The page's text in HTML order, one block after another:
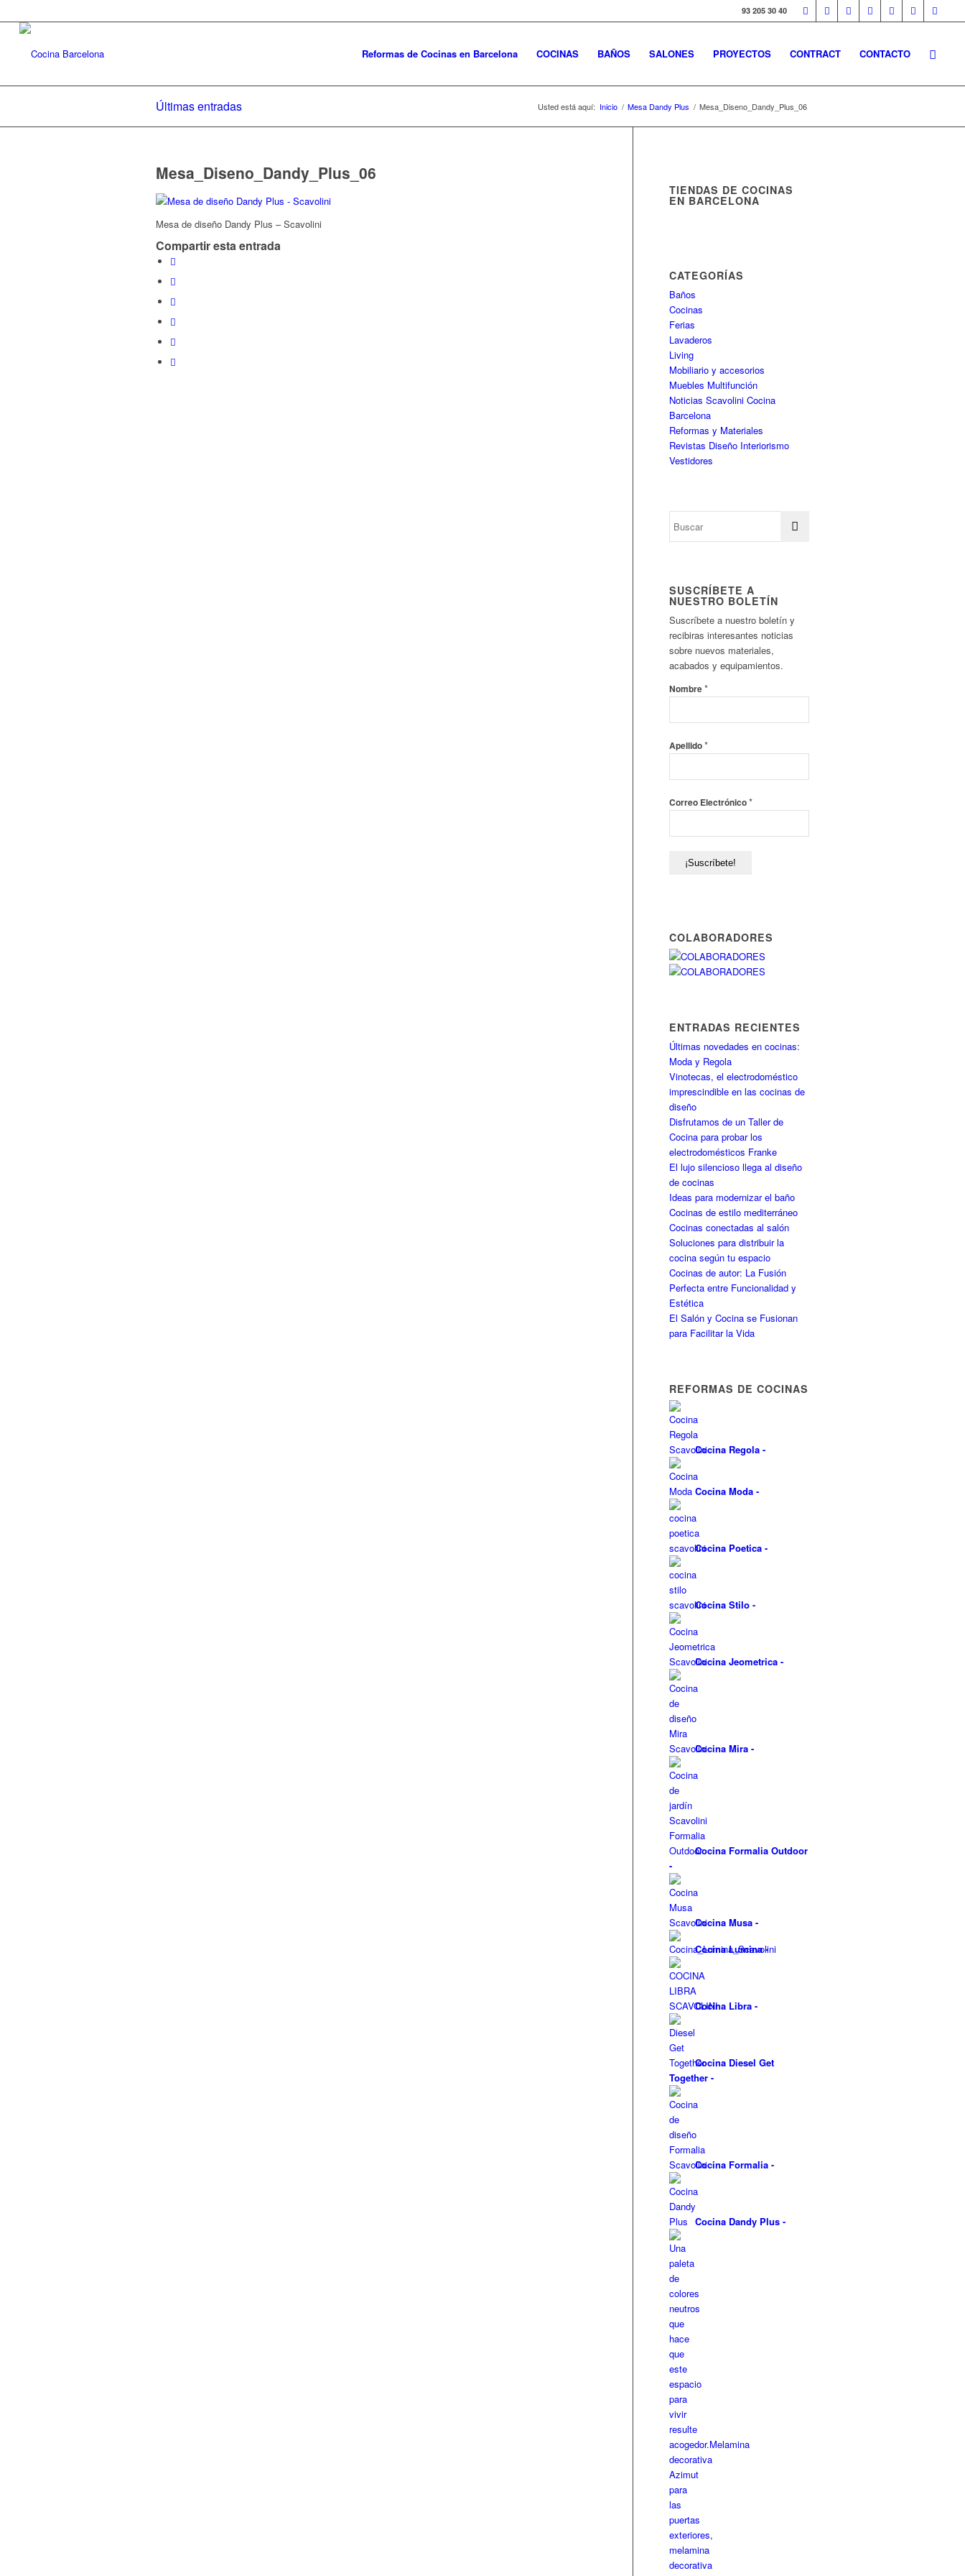
93 205 30 40
Reformas de Cocinas en Barcelona COCINAS BAÑOS SALONES PROYECTOS CONTRACT CONTACTO
Últimas entradas Usted está aquí: Inicio / Mesa Dandy Plus / Mesa_Diseno_Dandy_Plus_06
Mesa_Diseno_Dandy_Plus_06
Mesa de diseño Dandy Plus – Scavolini
Compartir esta entrada
TIENDAS DE COCINAS
EN BARCELONA
CATEGORÍAS
Baños
Cocinas
Ferias
Lavaderos
Living
Mobiliario y accesorios
Muebles Multifunción
Noticias Scavolini Cocina
Barcelona
Reformas y Materiales
Revistas Diseño Interiorismo
Vestidores
SUSCRÍBETE A
NUESTRO BOLETÍN
Suscríbete a nuestro boletín y
recibiras interesantes noticias
sobre nuevos materiales,
acabados y equipamientos.
Nombre*
Apellido*
Correo Electrónico*
COLABORADORES
ENTRADAS RECIENTES
Últimas novedades en cocinas:
Moda y Regola
Vinotecas, el electrodoméstico
imprescindible en las cocinas de
diseño
Disfrutamos de un Taller de
Cocina para probar los
electrodomésticos Franke
El lujo silencioso llega al diseño
de cocinas
Ideas para modernizar el baño
Cocinas de estilo mediterráneo
Cocinas conectadas al salón
Soluciones para distribuir la
cocina según tu espacio
Cocinas de autor: La Fusión
Perfecta entre Funcionalidad y
Estética
El Salón y Cocina se Fusionan
para Facilitar la Vida
REFORMAS DE COCINAS
Cocina Regola -
Cocina Moda -
Cocina Poetica -
Cocina Stilo -
Cocina Jeometrica -
Cocina Mira -
Cocina Formalia Outdoor
-
Cocina Musa -
Cocina Lumina-
Cocina Libra -
Cocina Diesel Get
Together -
Cocina Formalia -
Cocina Dandy Plus -